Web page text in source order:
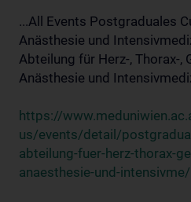
...All Events Postgraduales
Anästhesie und
Abteilung für Herz-, Thorax-,
Anästhesie und
https://
us/events/detail/
abteilung-fuer-herz-thorax-
anaesthesie-und-intensivme/